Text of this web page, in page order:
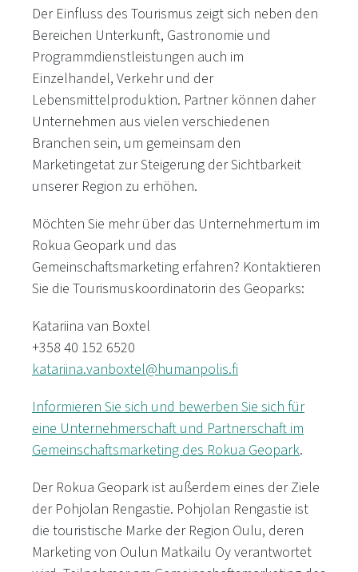
Der Einfluss des Tourismus zeigt sich neben den
Bereichen Unterkunft, Gastronomie und
Programmdienstleistungen auch im
Einzelhandel, Verkehr und der
Lebensmittelproduktion. Partner können daher
Unternehmen aus vielen verschiedenen
Branchen sein, um gemeinsam den
Marketingetat zur Steigerung der Sichtbarkeit
unserer Region zu erhöhen.
Möchten Sie mehr über das Unternehmertum im
Rokua Geopark und das
Gemeinschaftsmarketing erfahren? Kontaktieren
Sie die Tourismuskoordinatorin des Geoparks:
Katariina van Boxtel
+358 40 152 6520
katariina.vanboxtel@humanpolis.fi
Informieren Sie sich und bewerben Sie sich für
eine Unternehmerschaft und Partnerschaft im
Gemeinschaftsmarketing des Rokua Geopark.
Der Rokua Geopark ist außerdem eines der Ziele
der Pohjolan Rengastie. Pohjolan Rengastie ist
die touristische Marke der Region Oulu, deren
Marketing von Oulun Matkailu Oy verantwortet